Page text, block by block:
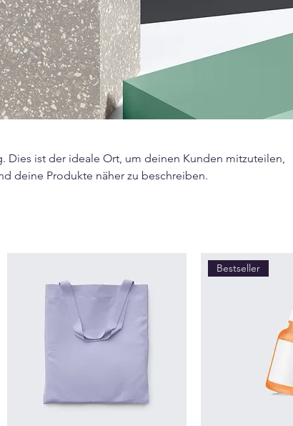
Dies ist der ideale Ort, um deinen Kunden mitzuteilen,
deine Produkte näher zu beschreiben.
Bestseller